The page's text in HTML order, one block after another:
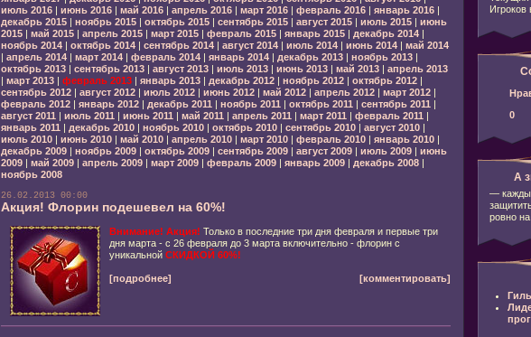
июль 2016| июнь 2016| май 2016| апрель 2016| март 2016| февраль 2016| январь 2016|
декабрь 2015| ноябрь 2015| октябрь 2015| сентябрь 2015| август 2015| июль 2015| июнь
2015| май 2015| апрель 2015| март 2015| февраль 2015| январь 2015| декабрь 2014|
ноябрь 2014| октябрь 2014| сентябрь 2014| август 2014| июль 2014| июнь 2014| май 2014
| апрель 2014| март 2014| февраль 2014| январь 2014| декабрь 2013| ноябрь 2013|
октябрь 2013| сентябрь 2013| август 2013| июль 2013| июнь 2013| май 2013| апрель 2013
| март 2013| февраль 2013| январь 2013| декабрь 2012| ноябрь 2012| октябрь 2012|
сентябрь 2012| август 2012| июль 2012| июнь 2012| май 2012| апрель 2012| март 2012|
февраль 2012| январь 2012| декабрь 2011 | ноябрь 2011 | октябрь 2011 | сентябрь 2011 |
август 2011 | июль 2011 | июнь 2011 | май 2011 | апрель 2011 | март 2011 | февраль 2011 |
январь 2011 | декабрь 2010| ноябрь 2010| октябрь 2010| сентябрь 2010| август 2010|
июль 2010| июнь 2010| май 2010| апрель 2010| март 2010| февраль 2010| январь 2010|
декабрь 2009| ноябрь 2009| октябрь 2009| сентябрь 2009| август 2009| июль 2009| июнь
2009| май 2009| апрель 2009| март 2009| февраль 2009| январь 2009| декабрь 2008|
ноябрь 2008
26.02.2013 00:00
Акция! Флорин подешевел на 60%!
Внимание! Акция! Только в последние три дня февраля и первые три
дня марта - с 26 февраля до 3 марта включительно - флорин с
уникальной СКИДКОЙ 60%!
[подробнее] [комментировать]
Игроков
0
А
—
ровно на